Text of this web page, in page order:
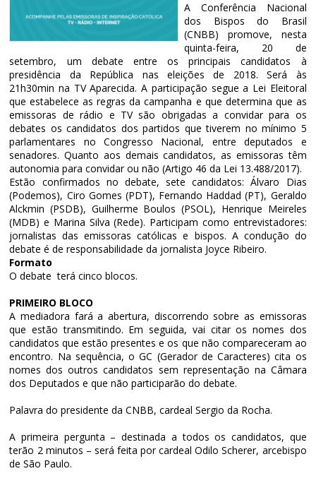
A Conferência Nacional
dos Bispos do Brasil
(CNBB) promove, nesta
quinta-feira, 20 de
setembro, um debate entre os principais candidatos à
presidência da República nas eleições de 2018. Será às
21h30min na TV Aparecida. A participação segue a Lei Eleitoral
que estabelece as regras da campanha e que determina que as
emissoras de rádio e TV são obrigadas a convidar para os
debates os candidatos dos partidos que tiverem no mínimo 5
parlamentares no Congresso Nacional, entre deputados e
senadores. Quanto aos demais candidatos, as emissoras têm
autonomia para convidar ou não (Artigo 46 da Lei 13.488/2017).
Estão confirmados no debate, sete candidatos: Álvaro Dias
(Podemos), Ciro Gomes (PDT), Fernando Haddad (PT), Geraldo
Alckmin (PSDB), Guilherme Boulos (PSOL), Henrique Meireles
(MDB) e Marina Silva (Rede). Participam como entrevistadores:
jornalistas das emissoras católicas e bispos. A condução do
debate é de responsabilidade da jornalista Joyce Ribeiro.
Formato
O debate terá cinco blocos.
PRIMEIRO BLOCO
A mediadora fará a abertura, discorrendo sobre as emissoras
que estão transmitindo. Em seguida, vai citar os nomes dos
candidatos que estão presentes e os que não compareceram ao
encontro. Na sequência, o GC (Gerador de Caracteres) cita os
nomes dos outros candidatos sem representação na Câmara
dos Deputados e que não participarão do debate.
Palavra do presidente da CNBB, cardeal Sergio da Rocha.
A primeira pergunta – destinada a todos os candidatos, que
terão 2 minutos – será feita por cardeal Odilo Scherer, arcebispo
de São Paulo.